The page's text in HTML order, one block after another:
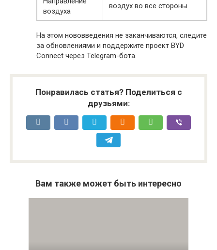
воздуха
воздух во все стороны
На этом нововведения не заканчиваются, следите
за обновлениями и поддержите проект BYD
Connect через Telegram-бота.
Понравилась статья? Поделиться с
друзьями:
Вам также может быть интересно